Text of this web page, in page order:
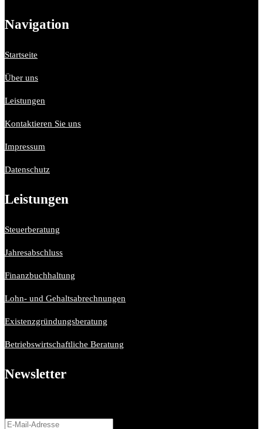
Navigation
Startseite
Über uns
Leistungen
Kontaktieren Sie uns
Impressum
Datenschutz
Leistungen
Steuerberatung
Jahresabschluss
Finanzbuchhaltung
Lohn- und Gehaltsabrechnungen
Existenzgründungsberatung
Betriebswirtschaftliche Beratung
Newsletter